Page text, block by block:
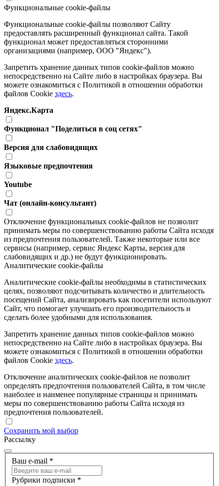
Функциональные cookie-файлы
Функциональные cookie-файлы позволяют Сайту
предоставлять расширенный функционал сайта. Такой
функционал может предоставляться сторонними
организациями (например, ООО "Яндекс").
Запретить хранение данных типов cookie-файлов можно
непосредственно на Сайте либо в настройках браузера. Вы
можете ознакомиться с Политикой в отношении обработки
файлов Cookie здесь.
Яндекс.Карта
Функционал "Поделиться в соц сетях"
Версия для слабовидящих
Языковые предпочтения
Youtube
Чат (онлайн-консультант)
Отключение функциональных cookie-файлов не позволит
принимать меры по совершенствованию работы Сайта исходя
из предпочтения пользователей. Также некоторые или все
сервисы (например, сервис Яндекс Карты, версия для
слабовидящих и др.) не будут функционировать.
Аналитические cookie-файлы
Аналитические cookie-файлы необходимы в статистических
целях, позволяют подсчитывать количество и длительность
посещений Сайта, анализировать как посетители используют
Сайт, что помогает улучшать его производительность и
сделать более удобными для использования.
Запретить хранение данных типов cookie-файлов можно
непосредственно на Сайте либо в настройках браузера. Вы
можете ознакомиться с Политикой в отношении обработки
файлов Cookie здесь.
Отключение аналитических cookie-файлов не позволит
определять предпочтения пользователей Сайта, в том числе
наиболее и наименее популярные страницы и принимать
меры по совершенствованию работы Сайта исходя из
предпочтения пользователей.
Сохранить мой выбор
Рассылку
Ваш e-mail *
Рубрики подписки *